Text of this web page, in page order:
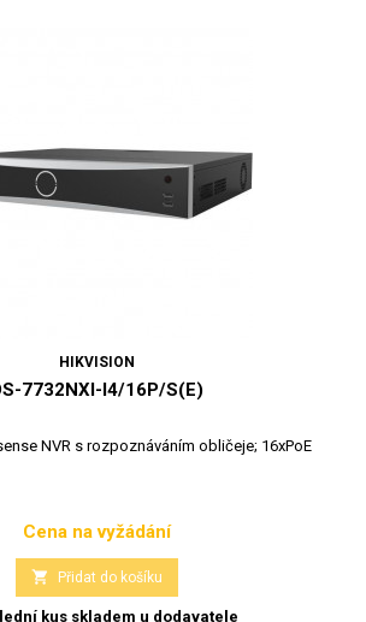
HIKVISION
7732NXI-I4/16P/S(E)
NVR s rozpoznáváním obličeje; 16xPoE
Cena
Cena na vyžádání
 Přidat do košíku
kus skladem u dodavatele